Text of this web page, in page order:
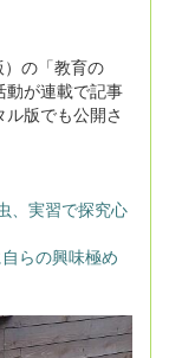
の「教育の
動が連載で記事
版でも公開さ
実習で探究心
らの興味極め